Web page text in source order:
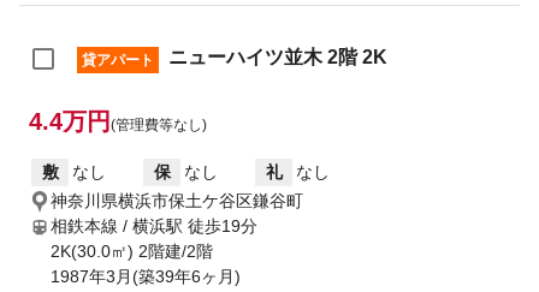
貸アパート ニューハイツ並木 2階 2K
4.4万円 (管理費等なし)
敷 なし 保 なし 礼
なし
神奈川県横浜市保土ケ谷区鎌谷町
相鉄本線 / 横浜駅 徒歩19分
2K(30.0㎡) 2階建/2階
1987年3月(築39年6ヶ月)